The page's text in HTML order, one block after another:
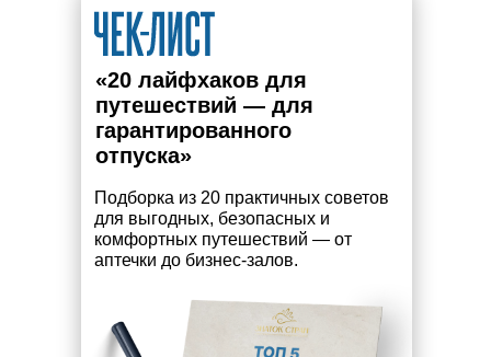
«20 лайфхаков для
путешествий — для
гарантированного
отпуска»
Подборка из 20 практичных советов
для выгодных, безопасных и
комфортных путешествий — от
аптечки до бизнес-залов.